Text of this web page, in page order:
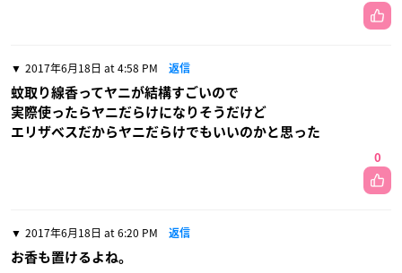
2017年6月18日 at 4:58 PM 返信
蚊取り線香ってヤニが結構すごいので
実際使ったらヤニだらけになりそうだけど
エリザベスだからヤニだらけでもいいのかと思った
0
2017年6月18日 at 6:20 PM 返信
お香も置けるよね。